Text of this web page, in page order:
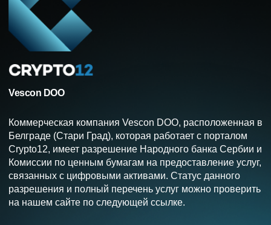
Vescon DOO
Коммерческая компания Vescon DOO, расположенная в
Белграде (Стари Град), которая работает с порталом
Crypto12, имеет разрешение Народного банка Сербии и
Комиссии по ценным бумагам на предоставление услуг,
связанных с цифровыми активами. Статус данного
разрешения и полный перечень услуг можно проверить
на нашем сайте по следующей ссылке.